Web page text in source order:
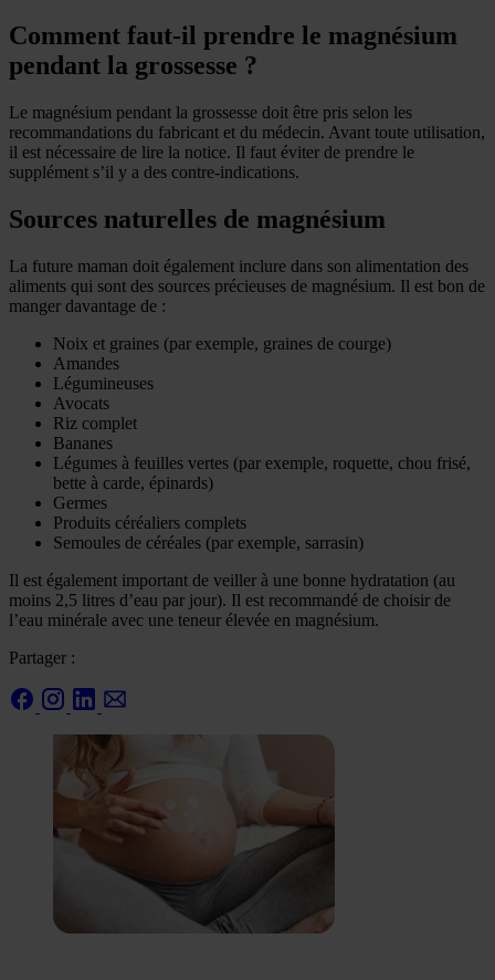
Comment faut-il prendre le magnésium
pendant la grossesse ?
Le magnésium pendant la grossesse doit être pris selon les
recommandations du fabricant et du médecin. Avant toute utilisation,
il est nécessaire de lire la notice. Il faut éviter de prendre le
supplément s’il y a des contre-indications.
Sources naturelles de magnésium
La future maman doit également inclure dans son alimentation des
aliments qui sont des sources précieuses de magnésium. Il est bon de
manger davantage de :
Noix et graines (par exemple, graines de courge)
Amandes
Légumineuses
Avocats
Riz complet
Bananes
Légumes à feuilles vertes (par exemple, roquette, chou frisé,
bette à carde, épinards)
Germes
Produits céréaliers complets
Semoules de céréales (par exemple, sarrasin)
Il est également important de veiller à une bonne hydratation (au
moins 2,5 litres d’eau par jour). Il est recommandé de choisir de
l’eau minérale avec une teneur élevée en magnésium.
Partager :